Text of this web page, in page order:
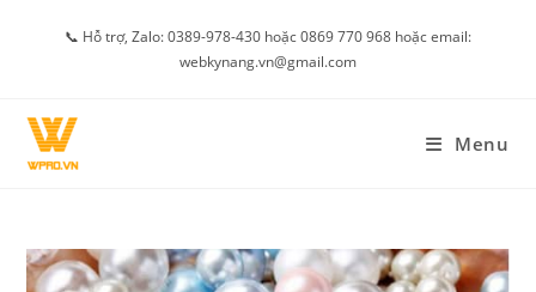
📞 Hỗ trợ, Zalo: 0389-978-430 hoặc 0869 770 968 hoặc email:
webkynang.vn@gmail.com
Menu